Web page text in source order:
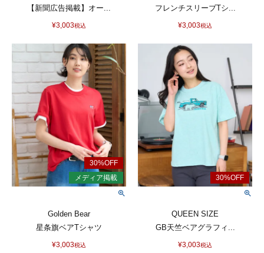
【新聞広告掲載】オー...
¥3,003税込
フレンチスリーブTシ...
¥3,003税込
Golden Bear
星条旗ベアTシャツ
¥3,003税込
QUEEN SIZE
GB天竺ベアグラフィ...
¥3,003税込